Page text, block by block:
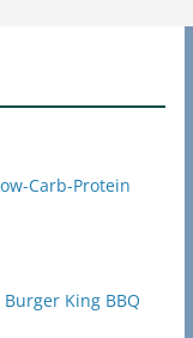
Carb-Protein
Burger King BBQ